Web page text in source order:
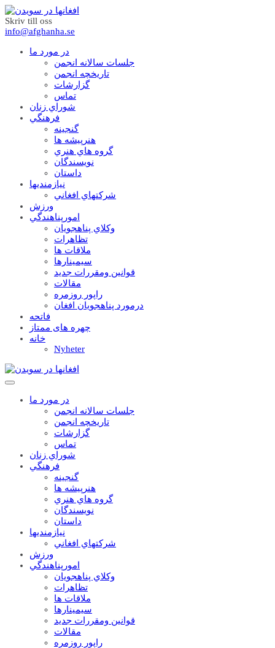
Skriv till oss
info@afghanha.se
در مورد ما
جلسات سالانه انجمن
تاریخچه انجمن
گزارشات
تماس
شوراي زنان
فرهنگي
گنجينه
هنرپيشه ها
گروه هاي هنري
نويسندگان
داستان
نيازمنديها
شرکتهاي افغاني
ورزش
امورپناهندگي
وکلاي پناهجويان
تظاهرات
ملاقات ها
سيمينارها
قوانين ومقررات جديد
مقالات
راپور روزمره
درمورد پناهجويان افغان
فاتحه
چهره های ممتاز
خانه
Nyheter
در مورد ما
جلسات سالانه انجمن
تاریخچه انجمن
گزارشات
تماس
شوراي زنان
فرهنگي
گنجينه
هنرپيشه ها
گروه هاي هنري
نويسندگان
داستان
نيازمنديها
شرکتهاي افغاني
ورزش
امورپناهندگي
وکلاي پناهجويان
تظاهرات
ملاقات ها
سيمينارها
قوانين ومقررات جديد
مقالات
راپور روزمره